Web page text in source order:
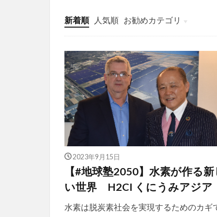
新着順 人気順 お勧めカテゴリ
投稿
学び
マンガ
電子書籍
2023年9月15日
【#地球塾2050】水素が作る
い世界 H2CI くにうみアジア
水素は脱炭素社会を実現するためのカギ